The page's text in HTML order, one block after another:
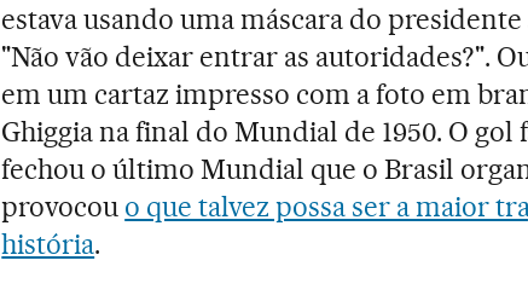
estava usando uma máscara do
"Não vão deixar entrar as autoridades?".
em um cartaz impresso com a foto em
Ghiggia na final do Mundial de 1950. O gol
fechou o último Mundial que o Brasil
provocou o que talvez possa ser a maior
história.